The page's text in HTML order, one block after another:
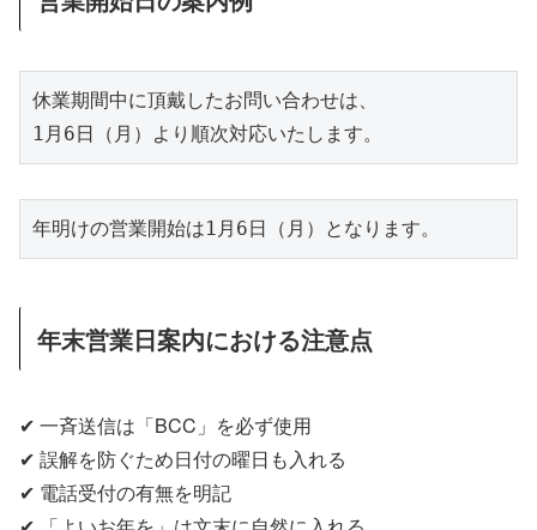
休業期間中に頂戴したお問い合わせは、
1月6日（月）より順次対応いたします。
年明けの営業開始は1月6日（月）となります。
年末営業日案内における注意点
✔ 一斉送信は「BCC」を必ず使用
✔ 誤解を防ぐため日付の曜日も入れる
✔ 電話受付の有無を明記